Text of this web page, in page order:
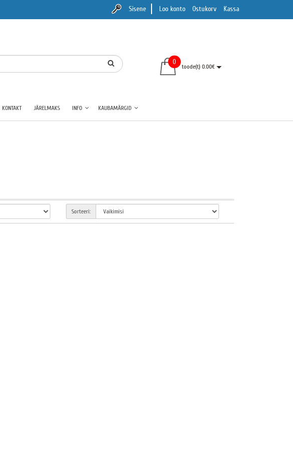
Sisene Loo konto Ostukorv Kassa
0
toode(t) 0.00€
KONTAKT JÄRELMAKS INFO KAUBAMÄRGID
Sorteeri: